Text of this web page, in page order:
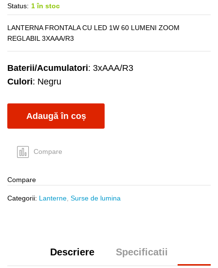
Status: 1 în stoc
LANTERNA FRONTALA CU LED 1W 60 LUMENI ZOOM
REGLABIL 3XAAA/R3
Baterii/Acumulatori: 3xAAA/R3
Culori: Negru
Adaugă în coș
Compare
Compare
Categorii: Lanterne Surse de lumina
Descriere Specificatii